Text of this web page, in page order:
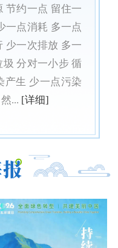
节约一点 留住一
一点消耗 多一点
少一次排放 多一
分对一小步 循
产生 少一点污染
... [详细]